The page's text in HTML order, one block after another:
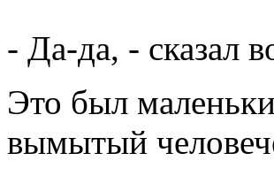
- Да-да, - сказал
Это был
вымытый